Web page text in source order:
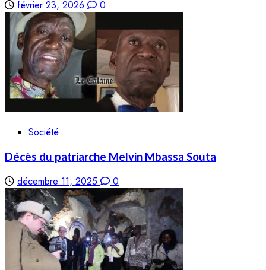
février 23, 2026 0
Société
Décès du patriarche Melvin Mbassa Souta
décembre 11, 2025 0